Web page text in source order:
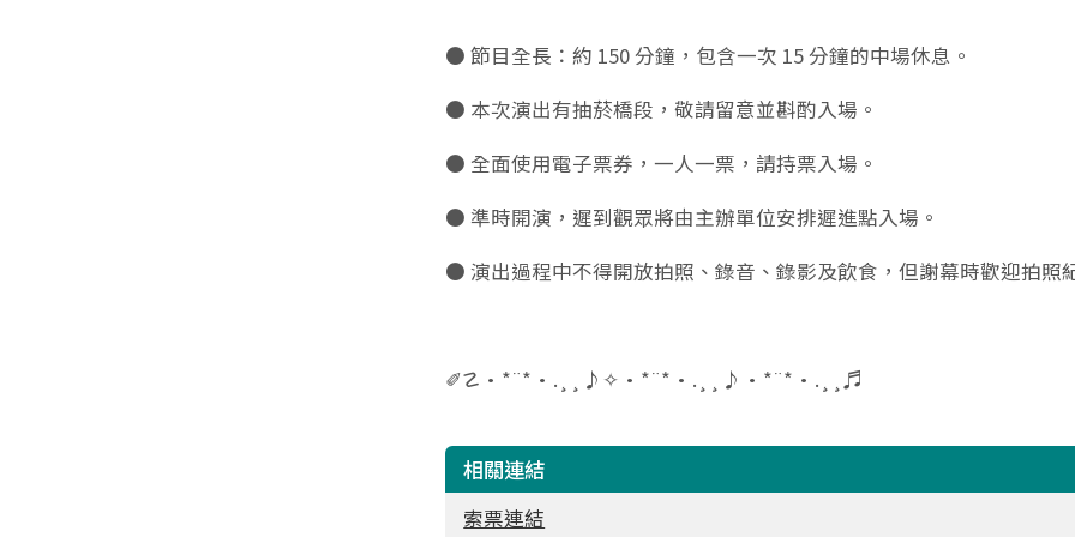
● 節目全長：約 150 分鐘，包含一次 15 分鐘的中場休息。
● 本次演出有抽菸橋段，敬請留意並斟酌入場。
● 全面使用電子票券，一人一票，請持票入場。
● 準時開演，遲到觀眾將由主辦單位安排遲進點入場。
● 演出過程中不得開放拍照、錄音、錄影及飲食，但謝幕時歡迎拍照
✐☡•*¨*•.¸¸♪✧•*¨*•.¸¸♪•*¨*•.¸¸♬
相關連結
索票連結